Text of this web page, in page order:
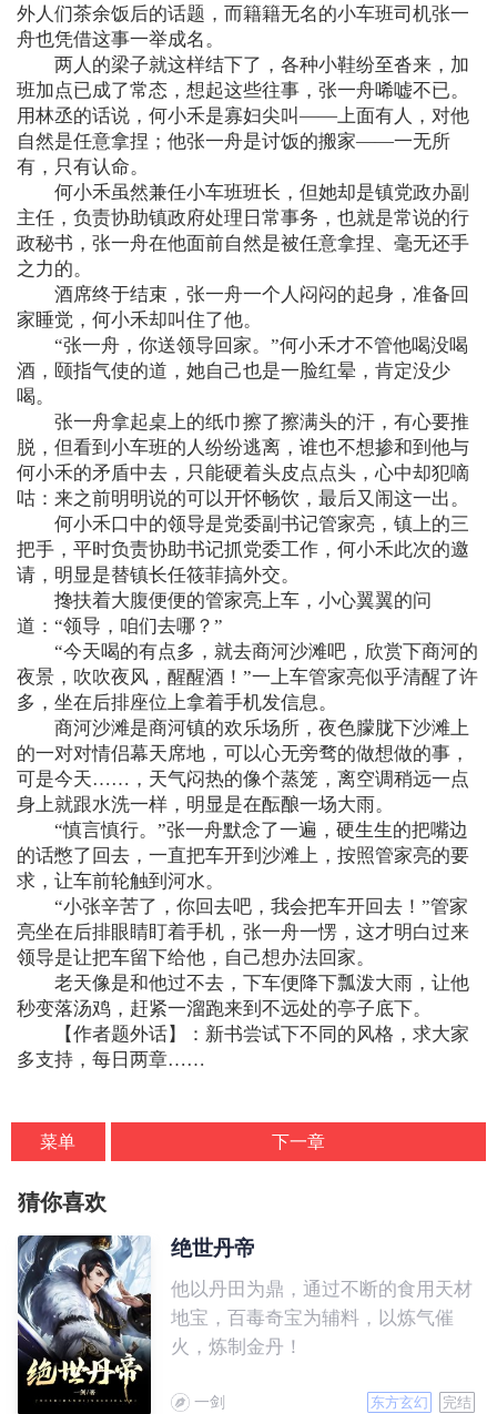
外人们茶余饭后的话题，而籍籍无名的小车班司机张一
舟也凭借这事一举成名。
两人的梁子就这样结下了，各种小鞋纷至沓来，加
班加点已成了常态，想起这些往事，张一舟唏嘘不已。
用林丞的话说，何小禾是寡妇尖叫——上面有人，对他
自然是任意拿捏；他张一舟是讨饭的搬家——一无所
有，只有认命。
何小禾虽然兼任小车班班长，但她却是镇党政办副
主任，负责协助镇政府处理日常事务，也就是常说的行
政秘书，张一舟在他面前自然是被任意拿捏、毫无还手
之力的。
酒席终于结束，张一舟一个人闷闷的起身，准备回
家睡觉，何小禾却叫住了他。
“张一舟，你送领导回家。”何小禾才不管他喝没喝
酒，颐指气使的道，她自己也是一脸红晕，肯定没少
喝。
张一舟拿起桌上的纸巾擦了擦满头的汗，有心要推
脱，但看到小车班的人纷纷逃离，谁也不想掺和到他与
何小禾的矛盾中去，只能硬着头皮点点头，心中却犯嘀
咕：来之前明明说的可以开怀畅饮，最后又闹这一出。
何小禾口中的领导是党委副书记管家亮，镇上的三
把手，平时负责协助书记抓党委工作，何小禾此次的邀
请，明显是替镇长任筱菲搞外交。
搀扶着大腹便便的管家亮上车，小心翼翼的问
道：“领导，咱们去哪？”
“今天喝的有点多，就去商河沙滩吧，欣赏下商河的
夜景，吹吹夜风，醒醒酒！”一上车管家亮似乎清醒了许
多，坐在后排座位上拿着手机发信息。
商河沙滩是商河镇的欢乐场所，夜色朦胧下沙滩上
的一对对情侣幕天席地，可以心无旁骛的做想做的事，
可是今天……，天气闷热的像个蒸笼，离空调稍远一点
身上就跟水洗一样，明显是在酝酿一场大雨。
“慎言慎行。”张一舟默念了一遍，硬生生的把嘴边
的话憋了回去，一直把车开到沙滩上，按照管家亮的要
求，让车前轮触到河水。
“小张辛苦了，你回去吧，我会把车开回去！”管家
亮坐在后排眼睛盯着手机，张一舟一愣，这才明白过来
领导是让把车留下给他，自己想办法回家。
老天像是和他过不去，下车便降下瓢泼大雨，让他
秒变落汤鸡，赶紧一溜跑来到不远处的亭子底下。
【作者题外话】：新书尝试下不同的风格，求大家
多支持，每日两章……
菜单 下一章
猜你喜欢
绝世丹帝
他以丹田为鼎，通过不断的食用天材
地宝，百毒奇宝为辅料，以炼气催
火，炼制金丹！
一剑 东方玄幻 完结